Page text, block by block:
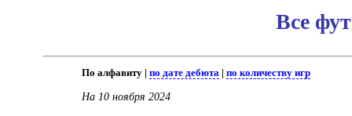
Все
По алфавиту |по дате дебюта |по количеству игр
На 10 ноября 2024